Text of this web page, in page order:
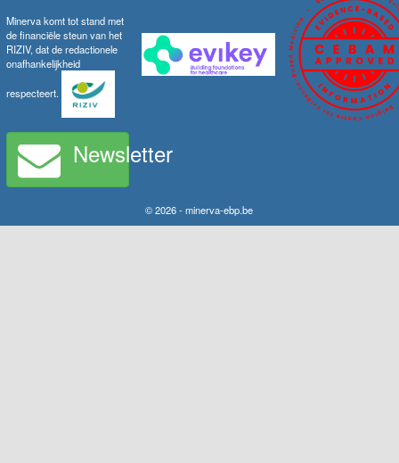
Minerva komt tot stand met
de financiële steun van het
RIZIV, dat de redactionele
onafhankelijkheid
respecteert.
Newsletter
© 2026 - minerva-ebp.be